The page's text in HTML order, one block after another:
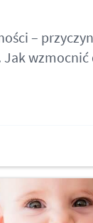
–
wzmocnić